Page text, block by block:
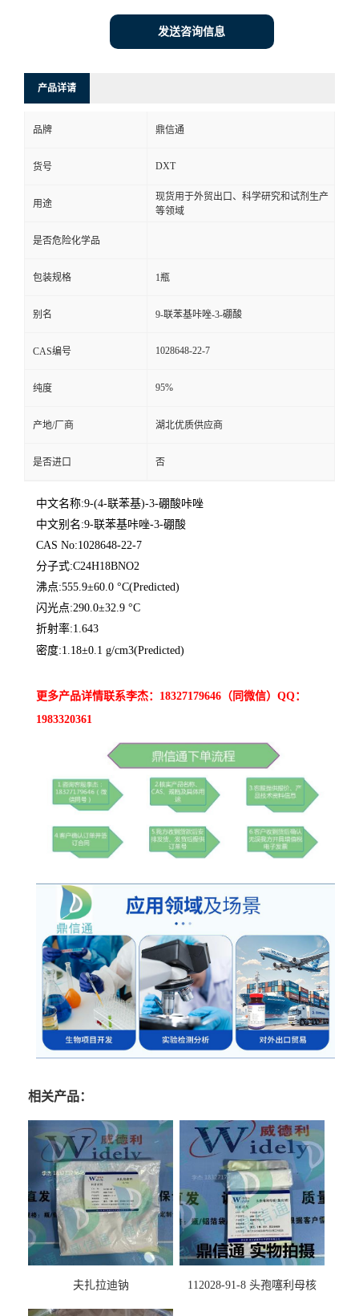
发送咨询信息
产品详请
品牌 鼎信通
货号 DXT
用途
现货用于外贸出口、科学研究和试剂生产
等领域
是否危险化学品
包装规格 1瓶
别名 9-联苯基咔唑-3-硼酸
CAS编号 1028648-22-7
纯度 95%
产地/厂商 湖北优质供应商
是否进口 否
中文名称:9-(4-联苯基)-3-硼酸咔唑
中文别名:9-联苯基咔唑-3-硼酸
CAS No:1028648-22-7
分子式:C24H18BNO2
沸点:555.9±60.0 °C(Predicted)
闪光点:290.0±32.9 °C
折射率:1.643
密度:1.18±0.1 g/cm3(Predicted)
更多产品详情联系李杰：18327179646（同微信）QQ：
1983320361
相关产品：
夫扎拉迪钠
112028-91-8 头孢噻利母核